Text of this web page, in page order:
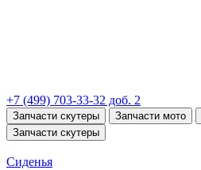
+7 (499) 703-33-32 доб. 2
Запчасти скутеры Запчасти мото
Запчасти скутеры
Сиденья